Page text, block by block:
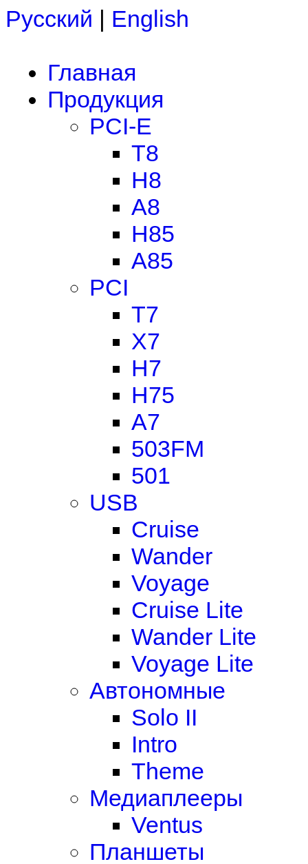
Русский | English
Главная
Продукция
PCI-E
T8
H8
A8
H85
A85
PCI
T7
X7
H7
H75
A7
503FM
501
USB
Cruise
Wander
Voyage
Cruise Lite
Wander Lite
Voyage Lite
Автономные
Solo II
Intro
Theme
Медиаплееры
Ventus
Планшеты